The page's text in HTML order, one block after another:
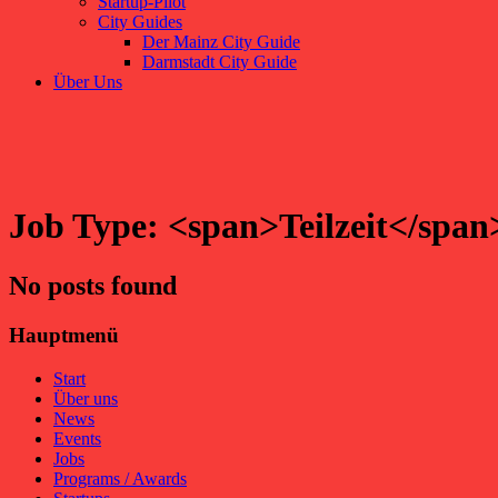
City Guides
Der Mainz City Guide
Darmstadt City Guide
Über Uns
Job Type: <span>Teilzeit</
No posts found
Hauptmenü
Start
Über uns
News
Events
Jobs
Programs / Awards